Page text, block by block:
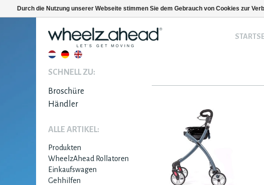
SCHNELL ZU:
Broschüre
Händler
ALLE ARTIKEL:
Produkten
WheelzAhead Rollatoren
Einkaufswagen
Gehhilfen
Durch die Nutzung unserer Webseite stimmen Sie dem Gebrauch von Cookies zur